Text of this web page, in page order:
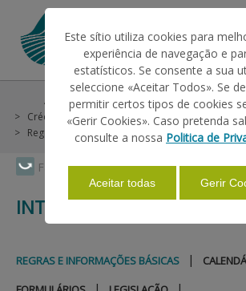
Faça Swipe para ver o menu
O IFAP
AJUDAS/APOIOS
INFORMAÇÕES
ESTATÍSTICAS
Ajudas/Apoios Outras Ajudas
Crédito e Seguros
Linhas Especiais
Regras e Informações Básicas
INTEMPÉRIES 2020
REGRAS E INFORMAÇÕES BÁSICAS |
| |
Este sítio utiliza cookies para
experiência de navegação e
estatísticos. Se consente a sua
seleccione «Aceitar Todos». Se
permitir certos tipos de cookies
«Gerir Cookies». Caso pretenda
consulte a nossa Politica de
Aceitar todas Gerir